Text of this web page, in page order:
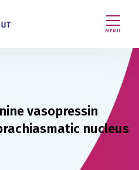
MENU
vasopressin
nucleus